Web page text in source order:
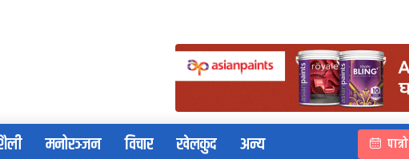
मनोरञ्जन विचार खेलकुद अन्य पात्रो